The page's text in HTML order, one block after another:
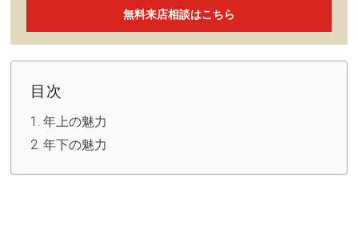
無料来店相談はこちら
目次
年上の魅力
年下の魅力